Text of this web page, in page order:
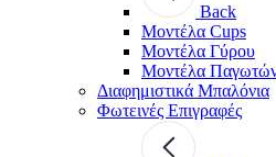
Back
Μοντέλα Cups
Μοντέλα Γύρου
Μοντέλα
Διαφημιστικά Μπαλόνια
Φωτεινές Επιγραφές